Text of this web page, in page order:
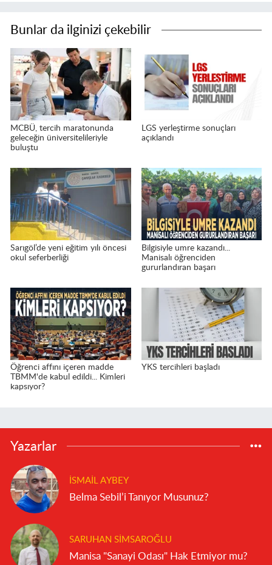
Bunlar da ilginizi çekebilir
MCBÜ, tercih maratonunda
geleceğin üniversitelileriyle
buluştu
LGS yerleştirme sonuçları
açıklandı
Sarıgöl’de yeni eğitim yılı öncesi
okul seferberliği
Bilgisiyle umre kazandı...
Manisalı öğrenciden
gururlandıran başarı
Öğrenci affını içeren madde
TBMM'de kabul edildi... Kimleri
kapsıyor?
YKS tercihleri başladı
Yazarlar
İSMAIL AYBEY
Belma Sebil’i Tanıyor Musunuz?
SARUHAN SIMSAROĞLU
Manisa "Sanayi Odası" Hak Etmiyor mu?